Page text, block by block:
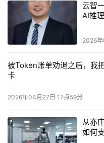
云智
AI推
2026
被Token账单劝退之后，我
卡
2026年04月27日 17点59分
从亦
如何